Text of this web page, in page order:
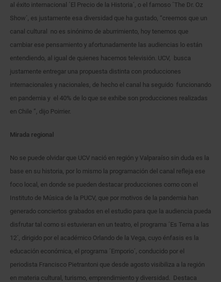
al éxito internacional ´El Precio de la Historia´, o el famoso ´The Dr. Oz
Show´, es justamente esa diversidad que ha gustado, “creemos que un
canal cultural no es sinónimo de aburrimiento, hoy tenemos que
cambiar ese pensamiento y afortunadamente las audiencias lo están
entendiendo, al igual de quienes hacemos televisión. UCV, busca
justamente entregar una propuesta distinta con producciones
internacionales y nacionales, de hecho el canal ha seguido funcionando
en pandemia y el 40% de lo que se exhibe son producciones realizadas
en Chile ”, dijo Poirrier.
Mirada regional
No se puede olvidar que UCV nació en región y Valparaíso sin duda es la
base en su historia, por lo mismo la programación del canal refleja ese
foco local, en donde se pueden destacar producciones como con el
Instituto de Música de la PUCV, que por motivos de la pandemia han
generado conciertos grabados en el estudio para que la audiencia pueda
disfrutar tal como si estuvieran en un teatro, el programa ´Es Tema a las
12´, dirigido por el académico Orlando de la Vega, cuyo énfasis es la
educación económica, el programa ´Emporio´, conducido por el
periodista Francisco Pietrantoni que desde agosto visibiliza a la región
en materia cultural, turismo, emprendimiento y diversidad. Destaca